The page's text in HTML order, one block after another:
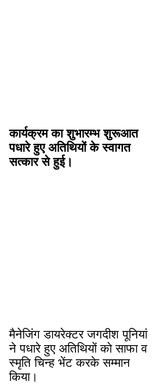
कार्यक्रम का शुभारम्भ शुरूआत
पधारे हुए अतिथियों के स्वागत
सत्कार से हुई।
मैनेजिंग डायरेक्टर जगदीश पूनियां
ने पधारे हुए अतिथियों को साफा व
स्मृति चिन्ह भेंट करके सम्मान
किया।